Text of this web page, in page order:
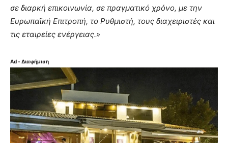
σε διαρκή επικοινωνία, σε πραγματικό χρόνο, με την
Ευρωπαϊκή Επιτροπή, το Ρυθμιστή, τους διαχειριστές και
τις εταιρείες ενέργειας.»
Ad - Διαφήμιση